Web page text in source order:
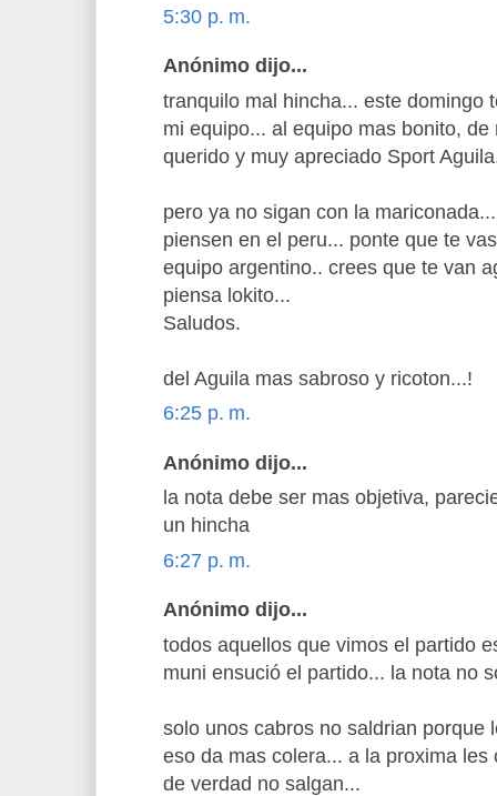
5:30 p. m.
Anónimo dijo...
tranquilo mal hincha... este domingo
mi equipo... al equipo mas bonito,
querido y muy apreciado Sport
pero ya no sigan con la
piensen en el peru... ponte que te
equipo argentino.. crees que te van
piensa lokito...
Saludos.
del Aguila mas sabroso y ricoton...!
6:25 p. m.
Anónimo dijo...
la nota debe ser mas objetiva,
un hincha
6:27 p. m.
Anónimo dijo...
todos aquellos que vimos el partido
muni ensució el partido... la nota no
solo unos cabros no saldrian porque
eso da mas colera... a la proxima
de verdad no salgan...